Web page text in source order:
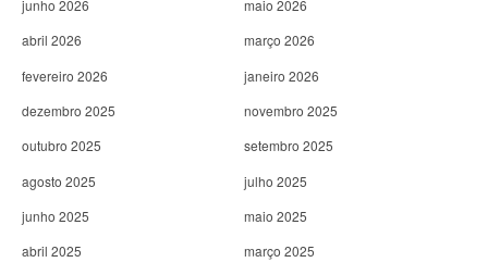
junho 2026
maio 2026
abril 2026
março 2026
fevereiro 2026
janeiro 2026
dezembro 2025
novembro 2025
outubro 2025
setembro 2025
agosto 2025
julho 2025
junho 2025
maio 2025
abril 2025
março 2025